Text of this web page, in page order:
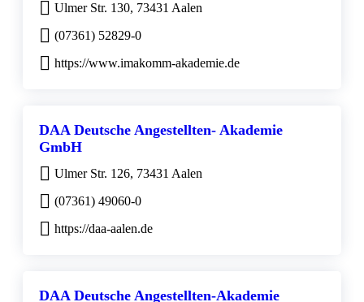
Ulmer Str. 130, 73431 Aalen
(07361) 52829-0
https://www.imakomm-akademie.de
DAA Deutsche Angestellten- Akademie
GmbH
Ulmer Str. 126, 73431 Aalen
(07361) 49060-0
https://daa-aalen.de
DAA Deutsche Angestellten-Akademie